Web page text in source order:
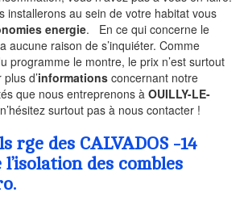
installerons au sein de votre habitat vous
energie. En ce qui concerne le
a aucune raison de s’inquiéter. Comme
programme le montre, le prix n’est surtout
d’informations concernant notre
que nous entreprenons à OUILLY-LE-
surtout pas à nous contacter !
rge des CALVADOS -14
des combles